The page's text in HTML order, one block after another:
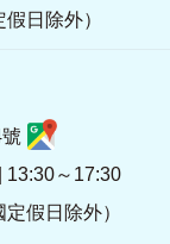
日除外）
13:30～17:30
假日除外）